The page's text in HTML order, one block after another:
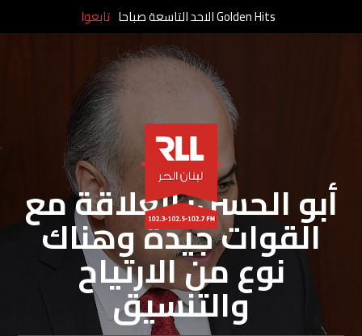
خاص لبنان الحر
أبو الحسن: العلاقة مع
القوات جيدة وهناك
نوع من الارتياح
والتنسيق
Golden Hits الاحد التاسعة صباحا تابعوا